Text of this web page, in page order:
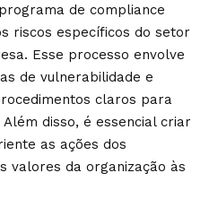
de compliance
riscos específicos do setor
Esse processo envolve
de vulnerabilidade e
claros para
disso, é essencial criar
as ações dos
valores da organização às